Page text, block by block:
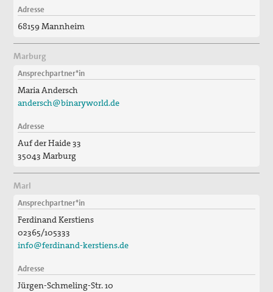
Adresse
68159 Mannheim
Marburg
Ansprechpartner*in
Maria Andersch
andersch@binaryworld.de
Adresse
Auf der Haide 33
35043 Marburg
Marl
Ansprechpartner*in
Ferdinand Kerstiens
02365/105333
info@ferdinand-kerstiens.de
Adresse
Jürgen-Schmeling-Str. 10